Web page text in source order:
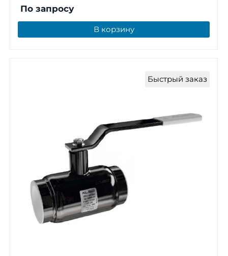
По запросу
В корзину
Быстрый заказ